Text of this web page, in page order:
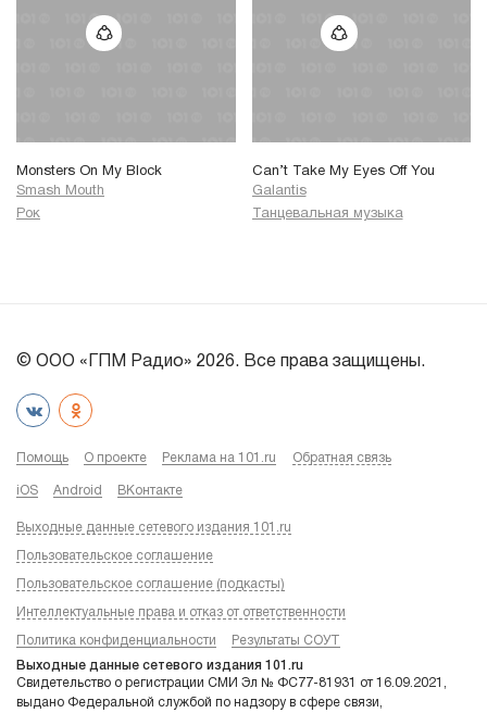
Monsters On My Block
Smash Mouth
Рок
Can’t Take My Eyes Off You
Galantis
Танцевальная музыка
© ООО «ГПМ Радио» 2026. Все права защищены.
Помощь О проекте Реклама на 101.ru Обратная связь
iOS Android ВКонтакте
Выходные данные сетевого издания 101.ru
Пользовательское соглашение
Пользовательское соглашение (подкасты)
Интеллектуальные права и отказ от ответственности
Политика конфиденциальности Результаты СОУТ
Выходные данные сетевого издания 101.ru
Свидетельство о регистрации СМИ Эл № ФС77-81931 от 16.09.2021,
выдано Федеральной службой по надзору в сфере связи,